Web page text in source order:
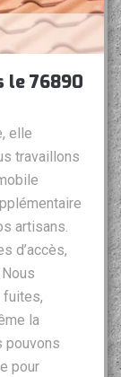
le 76890
elle
travaillons
artisans.
d’accès,
fuites,
la
pouvons
pour